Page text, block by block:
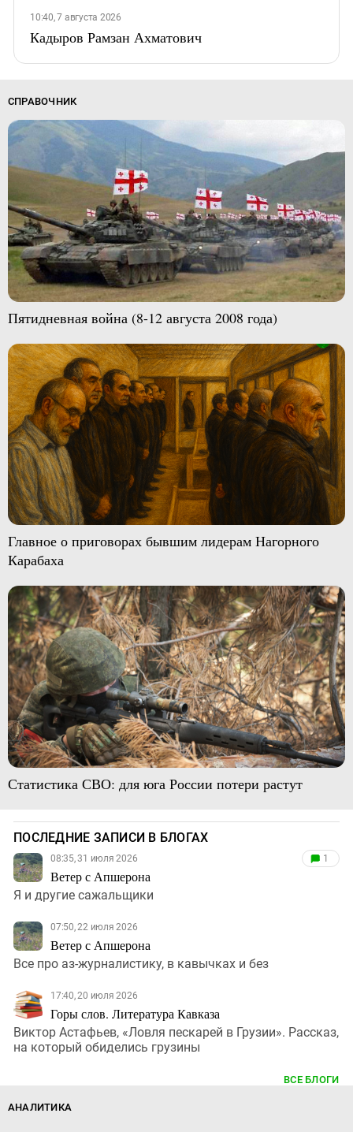
10:40, 7 августа 2026
Кадыров Рамзан Ахматович
СПРАВОЧНИК
Пятидневная война (8-12 августа 2008 года)
Главное о приговорах бывшим лидерам Нагорного
Карабаха
Статистика СВО: для юга России потери растут
ПОСЛЕДНИЕ ЗАПИСИ В БЛОГАХ
08:35, 31 июля 2026
Ветер с Апшерона
1
Я и другие сажальщики
07:50, 22 июля 2026
Ветер с Апшерона
Все про аз-журналистику, в кавычках и без
17:40, 20 июля 2026
Горы слов. Литература Кавказа
Виктор Астафьев, «Ловля пескарей в Грузии». Рассказ,
на который обиделись грузины
ВСЕ БЛОГИ
АНАЛИТИКА